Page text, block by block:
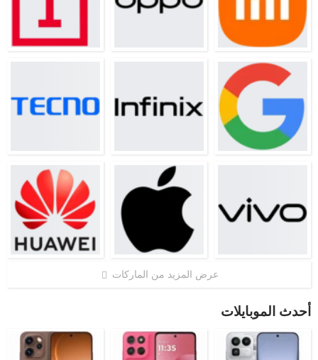
عرض المزيد من الماركات
أحدث الموبايلات